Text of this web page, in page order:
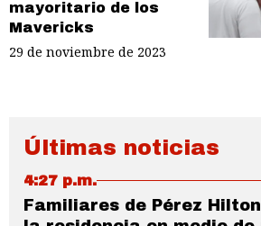
mayoritario de los
Mavericks
29 de noviembre de 2023
Últimas noticias
4:27 p.m.
Familiares de Pérez